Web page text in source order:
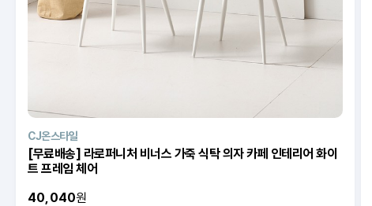
CJ온스타일
[무료배송] 라로퍼니처 비너스 가죽 식탁 의자 카페 인테리어 화이
트 프레임 체어
40,040원